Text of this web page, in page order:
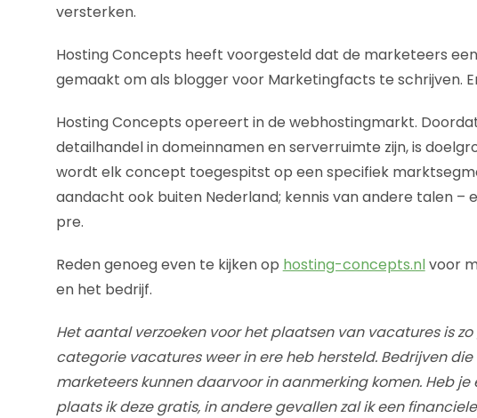
versterken.
Hosting Concepts heeft voorgesteld dat de marketeers
gemaakt om als blogger voor Marketingfacts te schrijven.
Hosting Concepts opereert in de webhostingmarkt.
detailhandel in domeinnamen en serverruimte zijn, is
wordt elk concept toegespitst op een specifiek
aandacht ook buiten Nederland; kennis van andere talen –
pre.
Reden genoeg even te kijken op hosting-concepts.nlvoor
en het bedrijf.
Het aantal verzoeken voor het plaatsen van vacatures is
categorie vacatures weer in ere heb hersteld. Bedrijven
marketeers kunnen daarvoor in aanmerking komen. Heb
plaats ik deze gratis, in andere gevallen zal ik een